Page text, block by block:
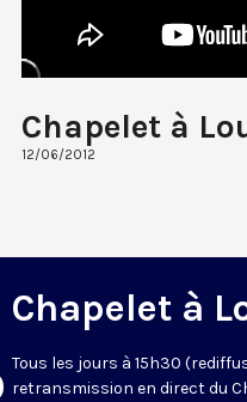
Chapelet à
12/06/2012
Chapelet à
Tous les jours à 15h30
retransmission en direct du